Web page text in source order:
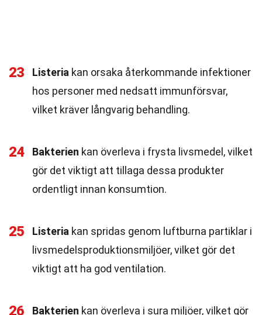
23 Listeria kan orsaka återkommande infektioner
hos personer med nedsatt immunförsvar,
vilket kräver långvarig behandling.
24 Bakterien kan överleva i frysta livsmedel, vilket
gör det viktigt att tillaga dessa produkter
ordentligt innan konsumtion.
25 Listeria kan spridas genom luftburna partiklar i
livsmedelsproduktionsmiljöer, vilket gör det
viktigt att ha god ventilation.
26 Bakterien kan överleva i sura miljöer, vilket gör